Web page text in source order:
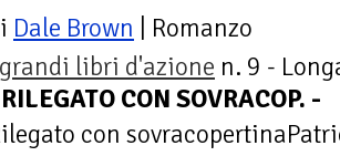
Dale Brown | Romanzo
libri d'azione n. 9 -
RILEGATO CON SOVRACOP. -
con